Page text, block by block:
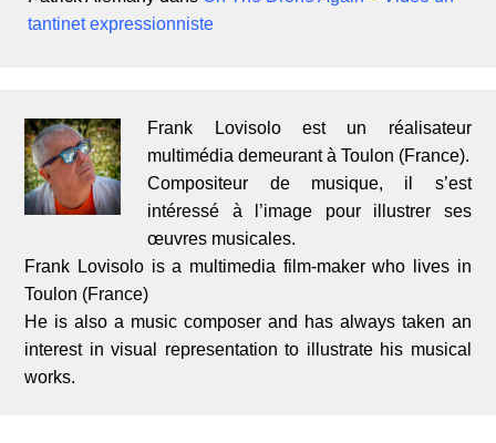
tantinet expressionniste
Frank Lovisolo est un réalisateur
multimédia demeurant à Toulon (France).
Compositeur de musique, il s’est
intéressé à l’image pour illustrer ses
œuvres musicales.
Frank Lovisolo is a multimedia film-maker who lives in
Toulon (France)
He is also a music composer and has always taken an
interest in visual representation to illustrate his musical
works.